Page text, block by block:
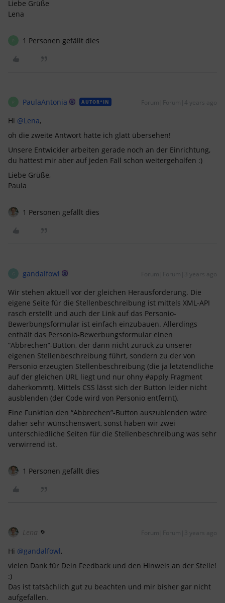
Liebe Grüße
Lena
1 Personen gefällt dies
PaulaAntonia AUTOR*IN Forum|Forum|4 years ago
Hi @Lena,
oh die zweite Antwort hatte ich glatt übersehen!
Unsere Entwickler arbeiten gerade noch an der Einrichtung,
du hattest mir aber auf jeden Fall schon weitergeholfen :)
Liebe Grüße,
Paula
1 Personen gefällt dies
gandalfowl Forum|Forum|3 years ago
Wir stehen aktuell vor der gleichen Herausforderung. Die
eigene Seite für die Stellenbeschreibung ist mittels XML-API
rasch erstellt und auch der Link auf das Personio-
Bewerbungsformular ist einfach einzubauen. Allerdings
enthält das Personio-Bewerbungsformular einen
“Abbrechen”-Button, der dann nicht zurück zu unserer
eigenen Stellenbeschreibung führt, sondern zu der von
Personio erzeugten Stellenbeschreibung (die ja letztendliche
auf der gleichen URL liegt und nur ohny #apply Fragment
daherkommt). Mittels CSS lässt sich der Button leider nicht
ausblenden (der Code wird von Personio entfernt).
Eine Funktion den “Abbrechen”-Button auszublenden wäre
daher sehr wünschenswert, sonst haben wir zwei
unterschiedliche Seiten für die Stellenbeschreibung was sehr
verwirrend ist.
1 Personen gefällt dies
Lena Forum|Forum|3 years ago
Hi @gandalfowl,
vielen Dank für Dein Feedback und den Hinweis an der Stelle!
:)
Das ist tatsächlich gut zu beachten und mir bisher gar nicht
aufgefallen.